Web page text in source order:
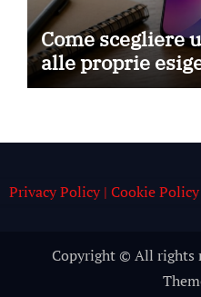
Come scegliere
alle proprie
Privacy Policy | Cookie Policy
Copyright © All rights